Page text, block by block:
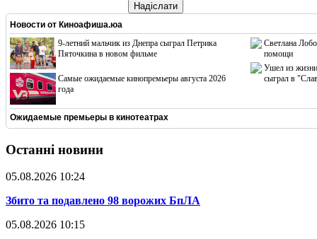
Надіслати
Новости от Киноафиша.юа
9-летний мальчик из Днепра сыграл Петрика
Пяточкина в новом фильме
Cамые ожидаемые кинопремьеры августа 2026
года
Светлана
помощи
Ушел из жизни
сыграл в
Ожидаемые премьеры в кинотеатрах
Останні новини
05.08.2026 10:24
​Збито та подавлено 98 ворожих БпЛА
05.08.2026 10:15